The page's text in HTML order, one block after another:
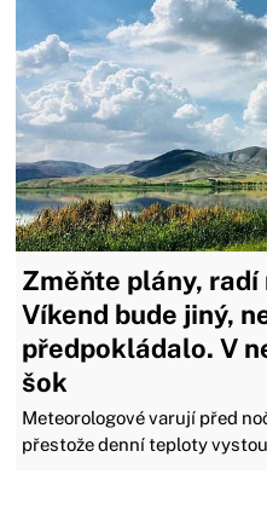
Změňte plány,
Víkend bude jiný,
předpokládalo. V
šok
Meteorologové varují před
přestože denní teploty